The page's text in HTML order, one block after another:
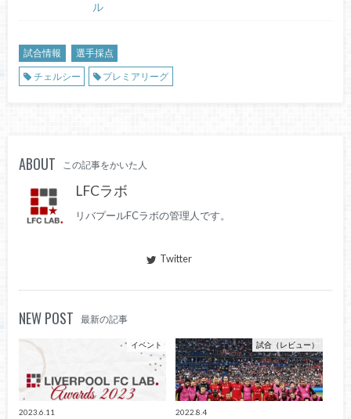
ル
試合情報
選手採点
チェルシー
プレミアリーグ
ABOUT この記事をかいた人
LFCラボ
リバプールFCラボの管理人です。
Twitter
NEW POST 最新の記事
イベント
2023.6.11
試合（レビュー）
2022.8.4